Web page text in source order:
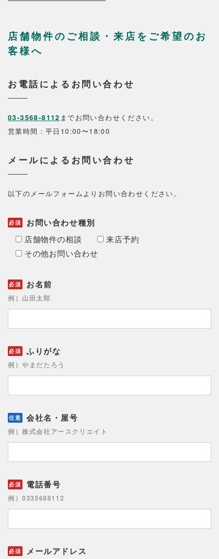
店舗物件のご相談・来店をご希望のお
客様へ
お電話によるお問い合わせ
03-3568-8112 までお問い合わせください。
営業時間：平日10:00〜18:00
メールによるお問い合わせ
以下のメールフォームよりお問い合わせください。
お問い合わせ種別
店舗物件の相談
来店予約
その他お問い合わせ
お名前
例）山田太郎
ふりがな
例）やまだたろう
会社名・屋号
例）株式会社アースクリエイト
電話番号
例）0335688112
メールアドレス